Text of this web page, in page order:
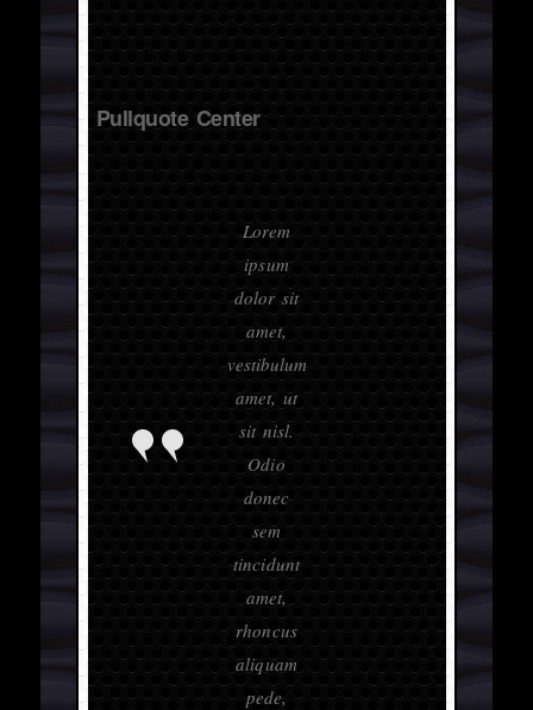
Pullquote Center
Lorem
ipsum
dolor sit
amet,
vestibulum
amet, ut
sit nisl.
Odio
donec
sem
tincidunt
amet,
rhoncus
aliquam
pede,